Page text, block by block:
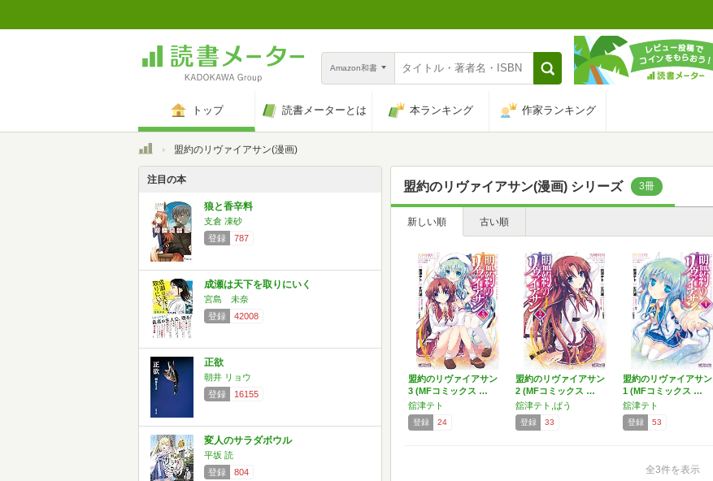
Amazon和書
トップ 読書メーターとは 本ランキング 作家ランキング
トップ盟約のリヴァイアサン(漫画)
盟約のリヴァイアサン(漫画) シリーズ 3冊
新しい順 古い順
盟約のリヴァイアサン
3 (MFコミックス …
舘津テト
登録 24
盟約のリヴァイアサン
2 (MFコミックス …
舘津テト,ばう
登録 33
盟約のリヴァイアサン
1 (MFコミックス …
舘津テト
登録 53
全3件を表示
注目の本
狼と香辛料
支倉 凍砂
登録
787
成瀬は天下を取りにいく
宮島 未奈
登録
42008
正欲
朝井 リョウ
登録
16155
変人のサラダボウル
平坂 読
登録
804